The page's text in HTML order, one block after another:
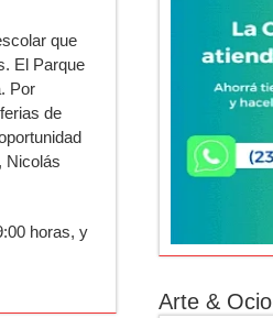
que
El Parque
Por
de
Nicolás
horas, y
Arte & Ocio